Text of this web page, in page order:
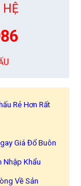
HỆ
Rẻ Hơn Rất
Giá Đổ Buôn
Nhập Khẩu
Về Sản